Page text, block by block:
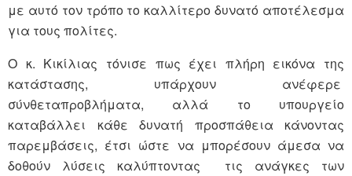
με αυτό τον τρόπο το καλλίτερο δυνατό αποτέλεσμα
για τους πολίτες.
Ο κ. Κικίλιας τόνισε πως έχει πλήρη εικόνα της
κατάστασης, υπάρχουν ανέφερε
σύνθεταπροβλήματα, αλλά το υπουργείο
καταβάλλει κάθε δυνατή προσπάθεια κάνοντας
παρεμβάσεις, έτσι ώστε να μπορέσουν άμεσα να
δοθούν λύσεις καλύπτοντας τις ανάγκες των